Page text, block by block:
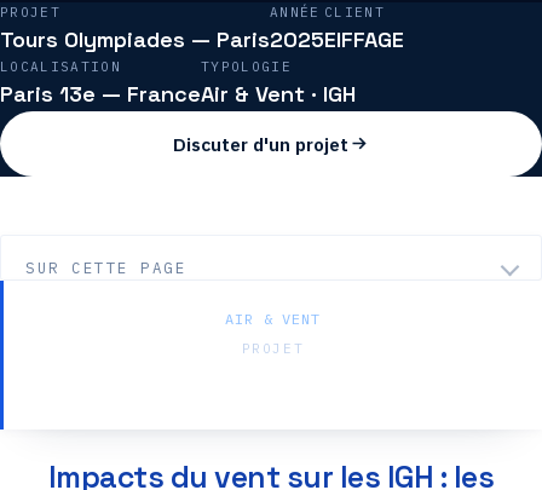
PROJET
Tours Olympiades — Paris
ANNÉE
2025
CLIENT
EIFFAGE
LOCALISATION
Paris 13e — France
TYPOLOGIE
Air & Vent · IGH
Discuter d'un projet
AIR & VENT
PROJET
SUR CETTE PAGE
Impacts du vent sur les IGH : les